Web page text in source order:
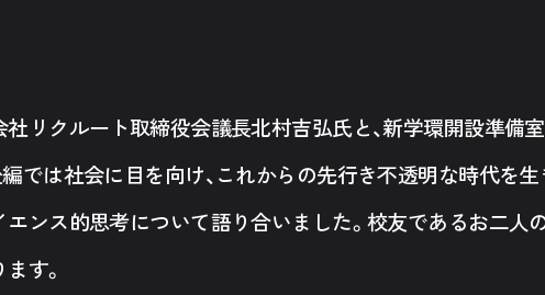
社リクルート取締役会議長北村吉弘氏と、新学環開設準備
編では社会に目を向け、これからの先行き不透明な時代を
エンス的思考について語り合いました。校友であるお二人
す。